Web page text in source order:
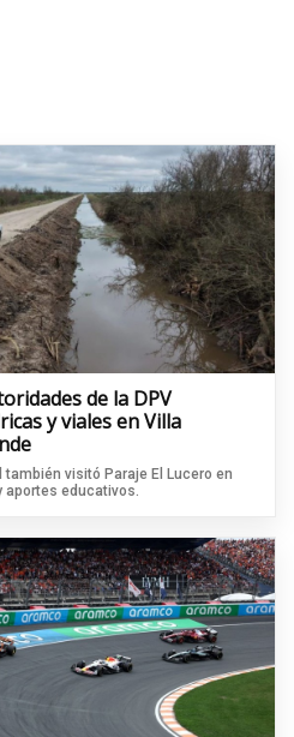
de la DPV
y viales en Villa
visitó Paraje El Lucero en
aportes educativos.